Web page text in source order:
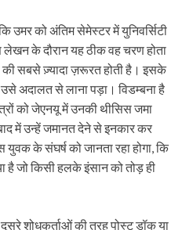
उमर को अंतिम सेमेस्‍टर में युनिवर्सिटी
लेखन के दौरान यह ठीक वह चरण होता
की सबसे ज़्यादा ज़रूरत होती है। इसके
अदालत से लाना पड़ा। विडम्बना है
को जेएनयू में उनकी थीसिस जमा
में उन्हें जमानत देने से इनकार कर
के संघर्ष को जानता रहा होगा, कि
है जो किसी हलके इंसान को तोड़ ही
शोधकर्ताओं की तरह पोस्ट डॉक या